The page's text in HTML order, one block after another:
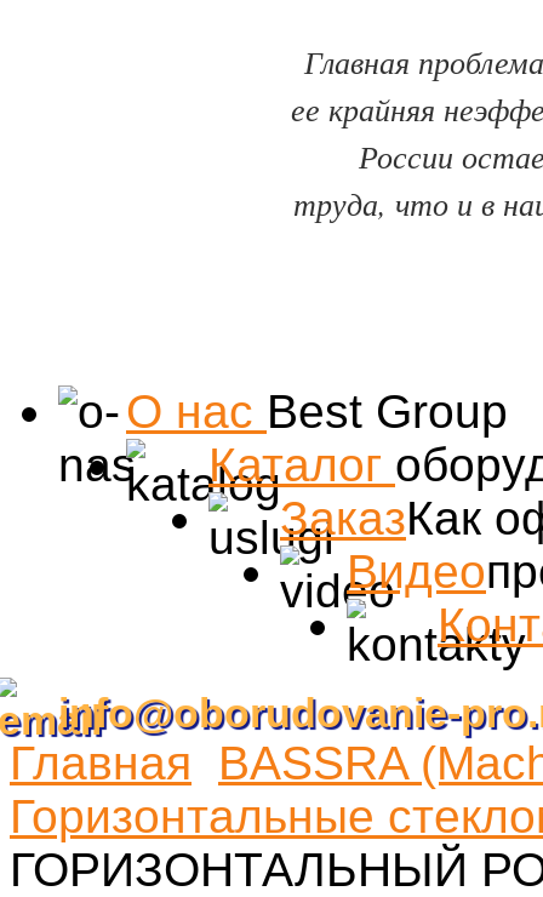
Главная
ее крайняя
России
труда, что и в
О нас Best Group
Каталог
ЗаказКак
Видео
info@oborudovanie-
Главная
BASSRA
Горизонтальные
ГОРИЗОНТАЛЬНЫЙ